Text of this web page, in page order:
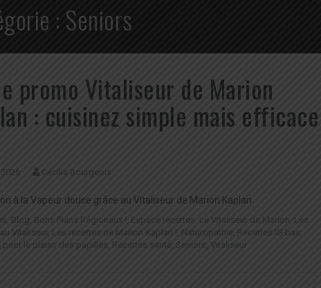
: Seniors
promo Vitaliseur de Marion
: cuisinez simple mais efficace
Cécilia Bourgeois
à la Vapeur douce grâce au Vitaliseur de Marion Kaplan
Blog, Bons Plans Régionaux !, Espace recettes Le Vitaliseur de Marion, Les
Vitaliseur , Les recettes de Marion Kaplan !, Naturopathie, Recettes IG bas
pour le plaisir des papilles
Recettes santé, Seniors, Vitaliseur